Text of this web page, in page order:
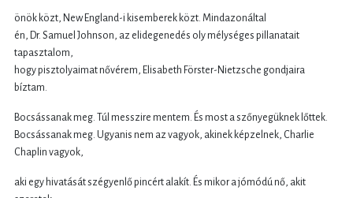
önök közt, New England-i kisemberek közt. Mindazonáltal
én, Dr. Samuel Johnson, az elidegenedés oly mélységes pillanatait
tapasztalom,
hogy pisztolyaimat nővérem, Elisabeth Förster-Nietzsche gondjaira
bíztam.
Bocsássanak meg. Túl messzire mentem. És most a szőnyegüknek lőttek.
Bocsássanak meg. Ugyanis nem az vagyok, akinek képzelnek, Charlie
Chaplin vagyok,
aki egy hivatását szégyenlő pincért alakít. És mikor a jómódú nő, akit